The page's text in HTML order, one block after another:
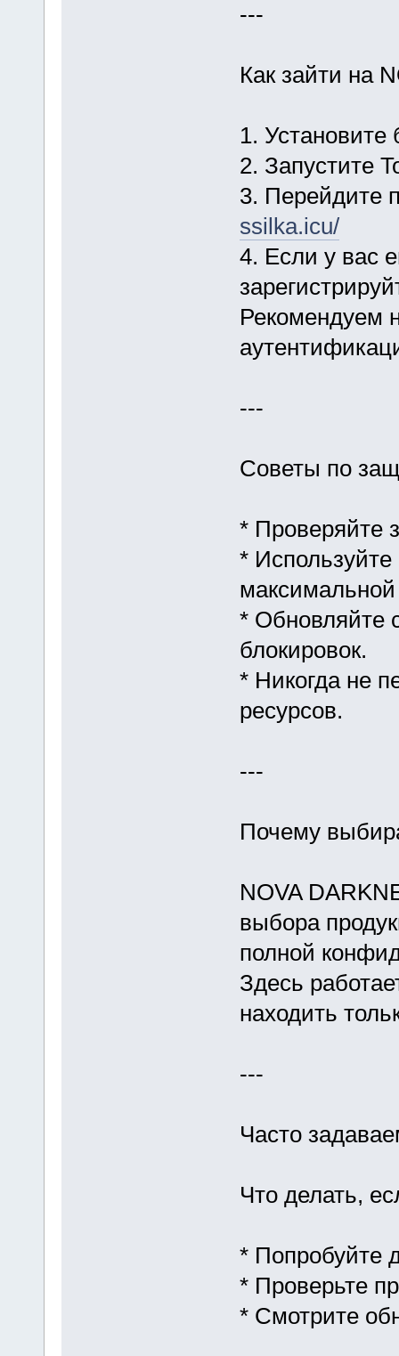
---
Как зайти на
1. Установите
2. Запустите
3. Перейдите
ssilka.icu/
4. Если у вас
Рекомендуем
---
Советы по
* Проверяйте
* Используйте
* Обновляйте
блокировок.
* Никогда не
ресурсов.
---
Почему
NOVA
выбора
полной
Здесь
находить
---
Часто
Что делать,
* Попробуйте
* Проверьте
* Смотрите